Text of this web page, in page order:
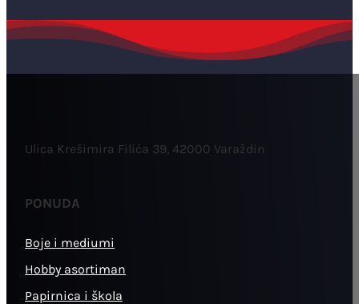
Ulica Krešimira Filića 39, 42000 Varaždin
PONUDA
Boje i mediumi
Hobby asortiman
Papirnica i škola